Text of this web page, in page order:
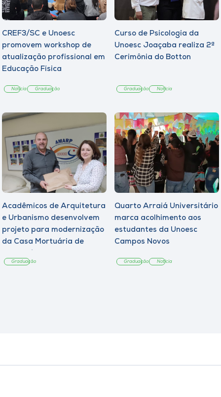
CREF3/SC e Unoesc
promovem workshop de
atualização profissional em
Educação Física
Notícia Graduação
Curso de Psicologia da
Unoesc Joaçaba realiza 2ª
Cerimônia do Botton
Graduação Notícia
Acadêmicos de Arquitetura
e Urbanismo desenvolvem
projeto para modernização
da Casa Mortuária de
Graduação
Quarto Arraiá Universitário
marca acolhimento aos
estudantes da Unoesc
Campos Novos
Graduação Notícia